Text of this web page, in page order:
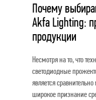
Почему
Akfa Lighting:
продукции
Несмотря на то, что
светодиодные
является
широкое признание